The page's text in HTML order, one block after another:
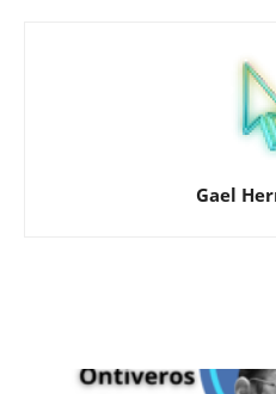
Gael